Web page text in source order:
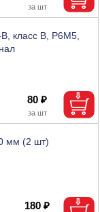
класс В, Р6М5,
80 ₽
мм (2 шт)
180 ₽